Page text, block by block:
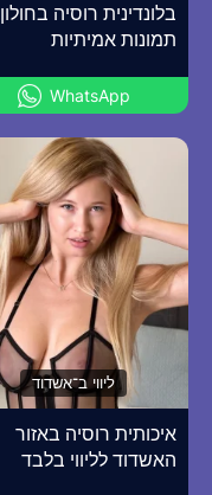
בלונדינית רוסיה בחולון
תמונות אמיתיות
WhatsApp
ליווי ב־אשדוד
איכותית רוסיה באזור
האשדוד לליווי בלבד